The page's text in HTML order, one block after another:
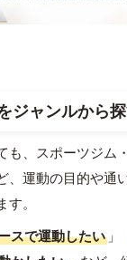
ジャンルから
も、スポーツジム
、運動の目的や通
。
スで運動したい 」